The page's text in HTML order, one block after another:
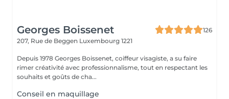
Georges Boissenet
126
207, Rue de Beggen Luxembourg 1221
Depuis 1978 Georges Boissenet, coiffeur visagiste, a su faire
rimer créativité avec professionnalisme, tout en respectant les
souhaits et goûts de cha...
Conseil en maquillage